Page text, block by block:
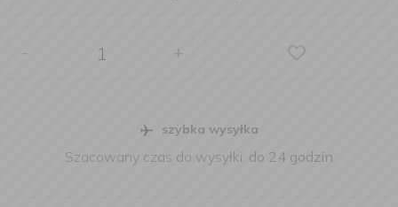
+
szybka wysyłka
Szacowany czas do wysyłki: do 24 godzin